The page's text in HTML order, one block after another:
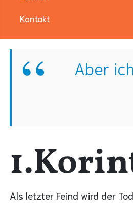
Kontakt
Aber
Als letzter Feind wird der